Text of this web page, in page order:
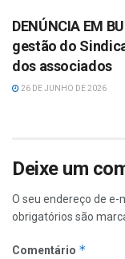
DENÚNCIA EM
gestão do
dos associados
26 DE JUNHO DE 2026
Deixe um
O seu endereço de e-
obrigatórios são
Comentário *